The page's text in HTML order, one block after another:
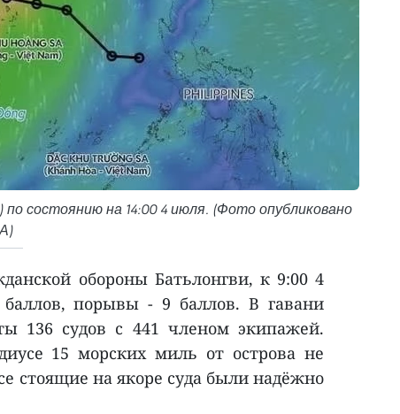
состоянию на 14:00 4 июля. (Фото опубликовано
обороны Батьлонгви, к 9:00 4
баллов, порывы - 9 баллов. В гавани
136 судов с 441 членом экипажей.
15 морских миль от острова не
стоящие на якоре суда были надёжно